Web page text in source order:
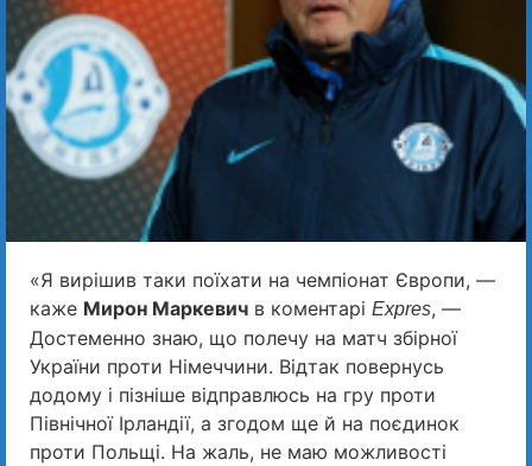
«Я вирішив таки поїхати на чемпіонат Європи, —
каже Мирон Маркевич в коментарі Expres, —
Достеменно знаю, що полечу на матч збірної
України проти Німеччини. Відтак повернусь
додому і пізніше відправлюсь на гру проти
Північної Ірландії, а згодом ще й на поєдинок
проти Польщі. На жаль, не маю можливості